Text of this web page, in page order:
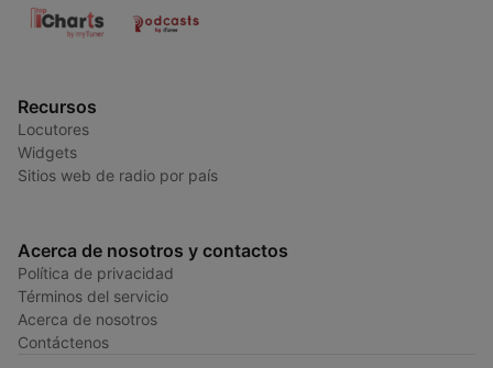
Recursos
Locutores
Widgets
Sitios web de radio por país
Acerca de nosotros y contactos
Política de privacidad
Términos del servicio
Acerca de nosotros
Contáctenos